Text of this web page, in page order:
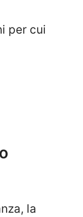
per cui
la